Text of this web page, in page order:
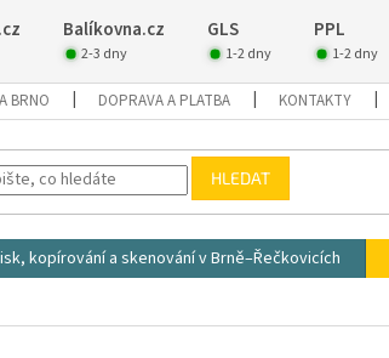
Balíkovna.cz GLS PPL
2-3 dny 1-2 dny 1-2 dny
BRNO DOPRAVA A PLATBA KONTAKTY
HLEDAT
kopírování a skenování v Brně–Řečkovicích